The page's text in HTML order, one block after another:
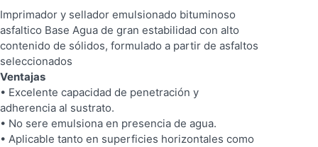
Imprimador y sellador emulsionado bituminoso
asfaltico Base Agua de gran estabilidad con alto
contenido de sólidos, formulado a partir de asfaltos
seleccionados
Ventajas
• Excelente capacidad de penetración y
adherencia al sustrato.
• No sere emulsiona en presencia de agua.
• Aplicable tanto en superficies horizontales como